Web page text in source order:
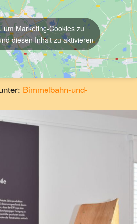
um Marketing-Cookies zu
diesen Inhalt zu aktivieren
Bimmelbahn-und-